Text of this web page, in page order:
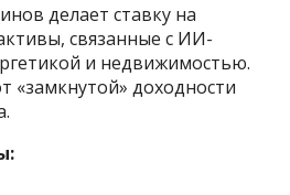
делает ставку на
связанные с ИИ-
и недвижимостью.
«замкнутой» доходности